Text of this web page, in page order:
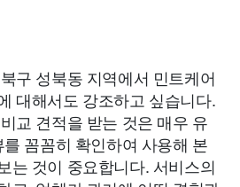
구 성북동 지역에서 민트케어
대해서도 강조하고 싶습니다.
교 견적을 받는 것은 매우 유
꼼꼼히 확인하여 사용해 본
는 것이 중요합니다. 서비스의